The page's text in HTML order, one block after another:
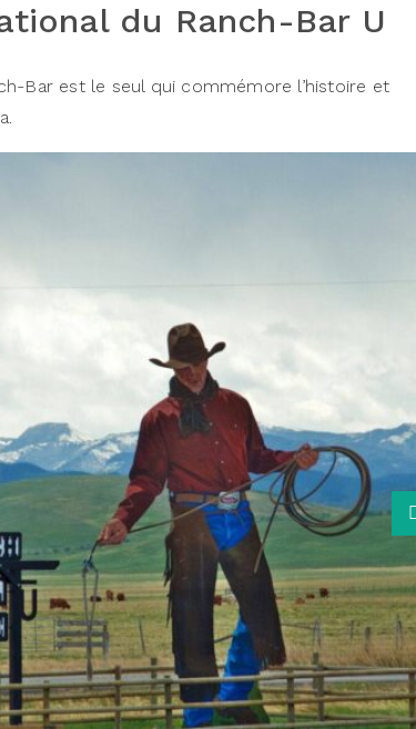
du Ranch-Bar U
Bar est le seul qui commémore l’histoire et